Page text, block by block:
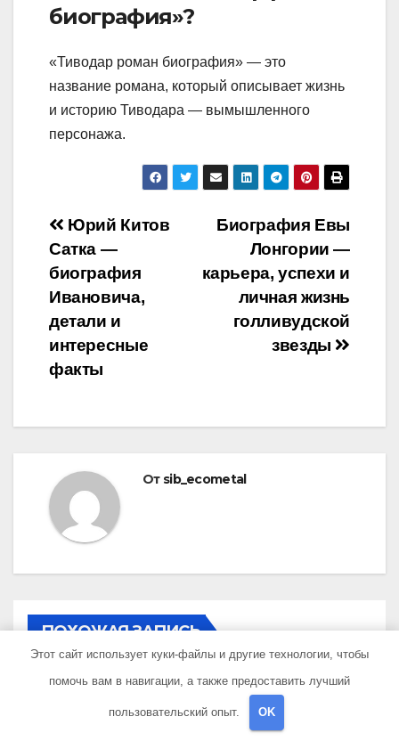
биография»?
«Тиводар роман биография» — это
название романа, который описывает жизнь
и историю Тиводара — вымышленного
персонажа.
Навигация
по
записям
Биография Евы
Лонгории —
карьера, успехи и
личная жизнь
голливудской
звезды
Юрий Китов
Сатка —
биография
Ивановича,
детали и
интересные
факты
От sib_ecometal
ПОХОЖАЯ ЗАПИСЬ
Этот сайт использует куки-файлы и другие технологии, чтобы
помочь вам в навигации, а также предоставить лучший
пользовательский опыт. OK